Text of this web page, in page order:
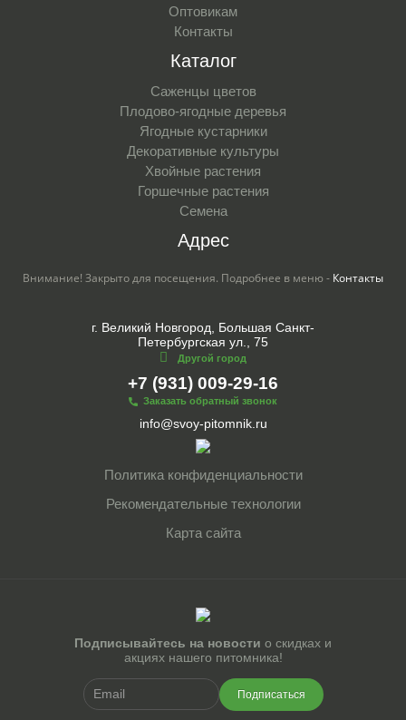
Оптовикам
Контакты
Каталог
Саженцы цветов
Плодово-ягодные деревья
Ягодные кустарники
Декоративные культуры
Хвойные растения
Горшечные растения
Семена
Адрес
Внимание! Закрыто для посещения. Подробнее в меню - Контакты
г. Великий Новгород, Большая Санкт-
Петербургская ул., 75
Другой город
+7 (931) 009-29-16
Заказать обратный звонок
info@svoy-pitomnik.ru
Политика конфиденциальности
Рекомендательные технологии
Карта сайта
Подписывайтесь на новости о скидках и
акциях нашего питомника!
Подписаться